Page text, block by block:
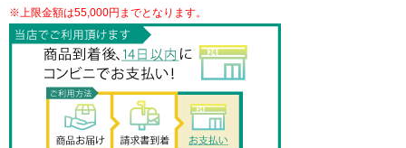
※上限金額は55,000円までとなります。